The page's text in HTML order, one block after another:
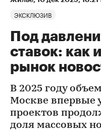
ЭКСКЛЮЗИВ
Под
ставок: как
рынок
В 2025 году
Москве впервые
проектов
доля массовых